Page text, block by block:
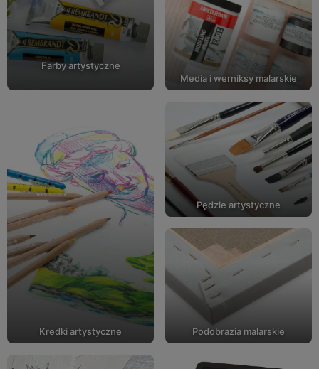
Farby artystyczne
Media i werniksy malarskie
Kredki artystyczne
Pędzle artystyczne
Podobrazia malarskie